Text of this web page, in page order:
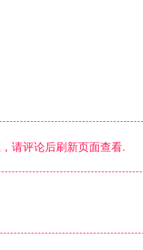
请评论后刷新页面查看.